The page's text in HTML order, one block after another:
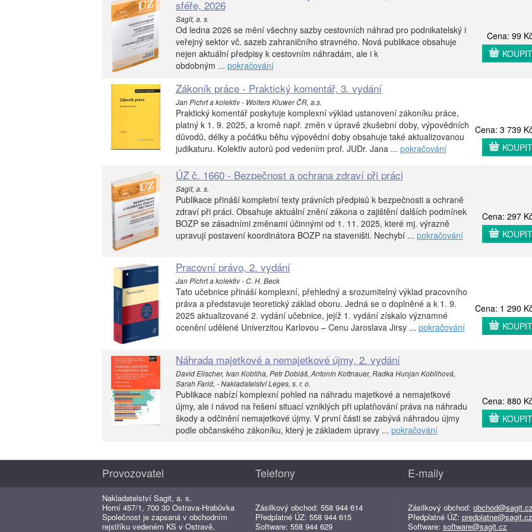
sféře, 2026
Sagit, a. s.
Od ledna 2026 se mění všechny sazby cestovních náhrad pro podnikatelský i
veřejný sektor vč. sazeb zahraničního stravného. Nová publikace obsahuje
nejen aktuální předpisy k cestovním náhradám, ale i k
obdobným ... pokračování
Cena: 99
KOUPIT
Zákoník práce - Praktický komentář, 3. vydání
Jan Pichrt a kolektiv - Wolters Kluwer ČR, a.s.
Praktický komentář poskytuje komplexní výklad ustanovení zákoníku práce,
platný k 1. 9. 2025, a kromě např. změn v úpravě zkušební doby, výpovědních
důvodů, délky a počátku běhu výpovědní doby obsahuje také aktualizovanou
judikaturu. Kolektiv autorů pod vedením prof. JUDr. Jana ... pokračování
Cena: 3 739
KOUPIT
ÚZ č. 1660 - Bezpečnost a ochrana zdraví při práci
Sagit, a. s.
Publikace přináší kompletní texty právních předpisů k bezpečnosti a ochraně
zdraví při práci. Obsahuje aktuální znění zákona o zajištění dalších podmínek
BOZP se zásadními změnami účinnými od 1. 11. 2025, které mj. výrazně
upravují postavení koordinátora BOZP na staveništi. Nechybí ... pokračování
Cena: 297
KOUPIT
Pracovní právo, 2. vydání
Jan Pichrt a kolektiv - C. H. Beck
Tato učebnice přináší komplexní, přehledný a srozumitelný výklad pracovního
práva a představuje teoretický základ oboru. Jedná se o doplněné a k 1. 9.
2025 aktualizované 2. vydání učebnice, jejíž 1. vydání získalo významné
ocenění udělené Univerzitou Karlovou – Cenu Jaroslava Jirsy ... pokračování
Cena: 1 290
KOUPIT
Náhrada majetkové a nemajetkové újmy, 2. vydání
David Elischer, Ivan Kobliha, Petr Dobiáš, Antonín Kottnauer, Radka Hunjan Koblihová,
Sarah Farid, - Nakladatelství Leges, s. r. o.
Publikace nabízí komplexní pohled na náhradu majetkové a nemajetkové
újmy, ale i návod na řešení situací vzniklých při uplatňování práva na náhradu
škody a odčinění nemajetkové újmy. V první části se zabývá náhradou újmy
podle občanského zákoníku, který je základem úpravy ... pokračování
Cena: 880
KOUPIT
Provozovatel
Nakladatelství Sagit, a. s.
Horní 457/1, 700 30 Ostrava-Hrabůvka
Společnost je zapsaná v obchodním
rejstříku vedeném KS v Ostravě,
Telefony
Zásilkový obchod: 558 944 614
Předplatné ÚZ: 558 944 615
Software: 558 944 629
E-maily
Zásilkový obchod: obchod@sagit.cz
Předplatné ÚZ: predplatne@sagit.cz
Software: software@sagit.cz